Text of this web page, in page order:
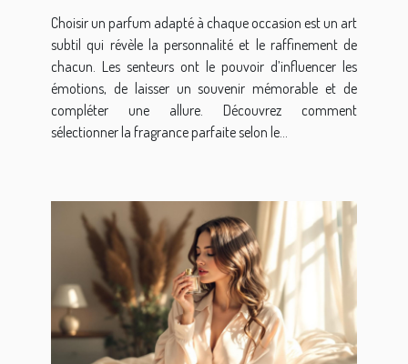
Choisir un parfum adapté à chaque occasion est un art
subtil qui révèle la personnalité et le raffinement de
chacun. Les senteurs ont le pouvoir d’influencer les
émotions, de laisser un souvenir mémorable et de
compléter une allure. Découvrez comment
sélectionner la fragrance parfaite selon le...